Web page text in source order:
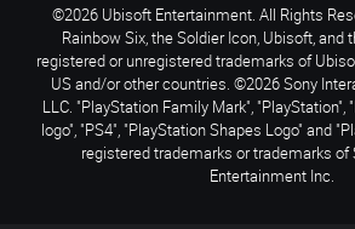
©2026 Ubisoft Entertainment. All Rights
Rainbow Six, the Soldier Icon, Ubisoft, and
registered or unregistered trademarks of
US and/or other countries. ©2026 Sony
LLC. "PlayStation Family Mark", "PlayStation",
logo", "PS4", "PlayStation Shapes Logo" and
registered trademarks or trademarks of
Entertainment Inc.